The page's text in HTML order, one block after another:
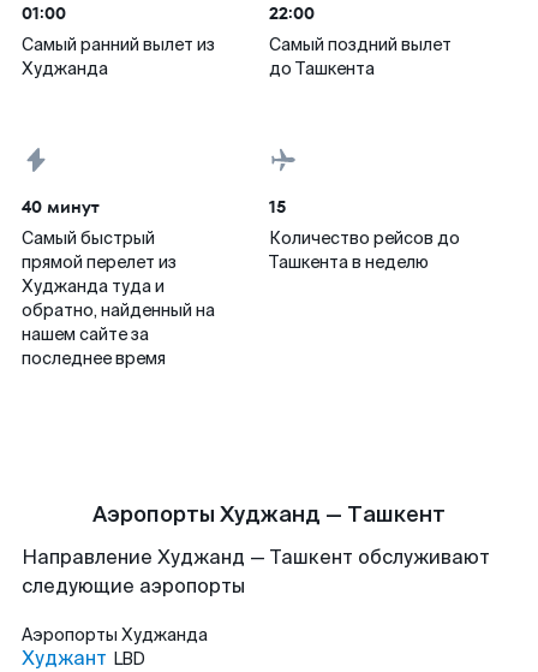
01:00
Самый ранний вылет из
Худжанда
22:00
Самый поздний вылет
до Ташкента
40 минут
Самый быстрый
прямой перелет из
Худжанда туда и
обратно, найденный на
нашем сайте за
последнее время
15
Количество рейсов до
Ташкента в неделю
Аэропорты Худжанд — Ташкент
Направление Худжанд — Ташкент обслуживают
следующие аэропорты
Аэропорты Худжанда
Худжант LBD